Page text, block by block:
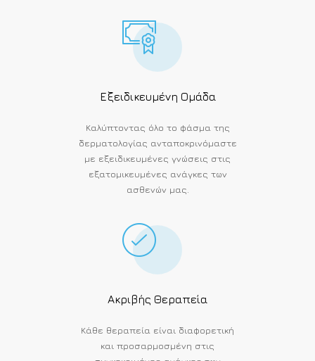
Εξειδικευμένη Ομάδα
Καλύπτοντας όλο το φάσμα της
δερματολογίας ανταποκρινόμαστε
με εξειδικευμένες γνώσεις στις
εξατομικευμένες ανάγκες των
ασθενών μας.
Ακριβής Θεραπεία
Κάθε θεραπεία είναι διαφορετική
και προσαρμοσμένη στις